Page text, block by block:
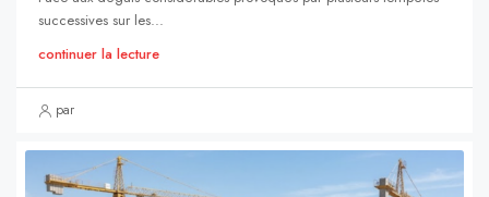
successives sur les...
continuer la lecture
par